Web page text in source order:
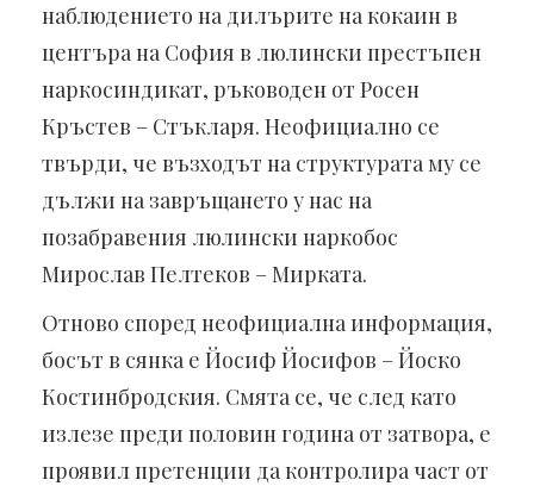
наблюдението на дилърите на кокаин в
центъра на София в люлински престъпен
наркосиндикат, ръководен от Росен
Кръстев – Стъкларя. Неофициално се
твърди, че възходът на структурата му се
дължи на завръщането у нас на
позабравения люлински наркобос
Мирослав Пелтеков – Мирката.
Отново според неофициална информация,
босът в сянка е Йосиф Йосифов – Йоско
Костинбродския. Смята се, че след като
излезе преди половин година от затвора, е
проявил претенции да контролира част от